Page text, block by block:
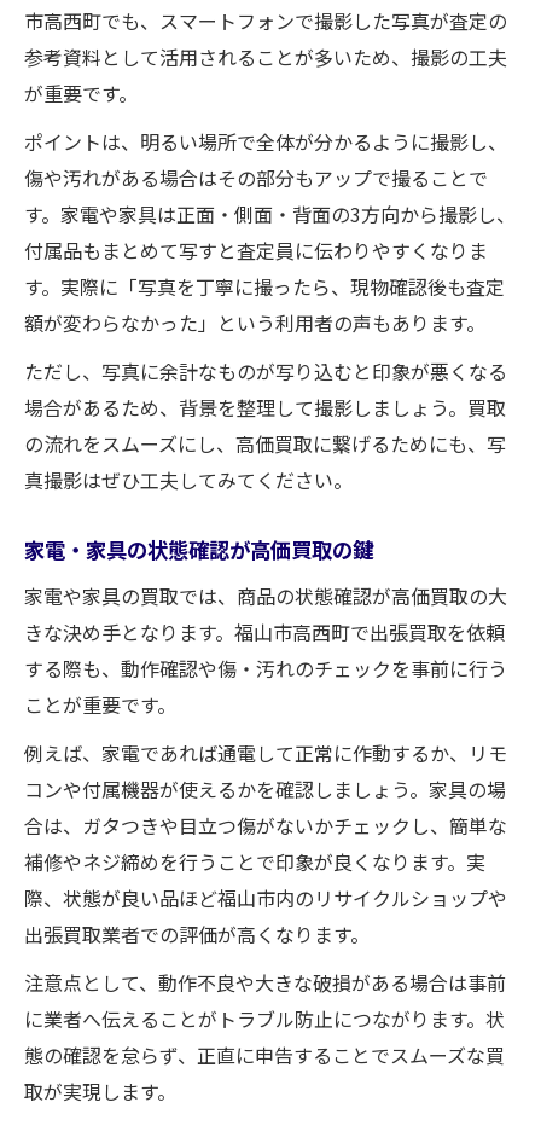
市高西町でも、スマートフォンで撮影した写真が査定の
参考資料として活用されることが多いため、撮影の工夫
が重要です。
ポイントは、明るい場所で全体が分かるように撮影し、
傷や汚れがある場合はその部分もアップで撮ることで
す。家電や家具は正面・側面・背面の3方向から撮影し、
付属品もまとめて写すと査定員に伝わりやすくなりま
す。実際に「写真を丁寧に撮ったら、現物確認後も査定
額が変わらなかった」という利用者の声もあります。
ただし、写真に余計なものが写り込むと印象が悪くなる
場合があるため、背景を整理して撮影しましょう。買取
の流れをスムーズにし、高価買取に繋げるためにも、写
真撮影はぜひ工夫してみてください。
家電・家具の状態確認が高価買取の鍵
家電や家具の買取では、商品の状態確認が高価買取の大
きな決め手となります。福山市高西町で出張買取を依頼
する際も、動作確認や傷・汚れのチェックを事前に行う
ことが重要です。
例えば、家電であれば通電して正常に作動するか、リモ
コンや付属機器が使えるかを確認しましょう。家具の場
合は、ガタつきや目立つ傷がないかチェックし、簡単な
補修やネジ締めを行うことで印象が良くなります。実
際、状態が良い品ほど福山市内のリサイクルショップや
出張買取業者での評価が高くなります。
注意点として、動作不良や大きな破損がある場合は事前
に業者へ伝えることがトラブル防止につながります。状
態の確認を怠らず、正直に申告することでスムーズな買
取が実現します。